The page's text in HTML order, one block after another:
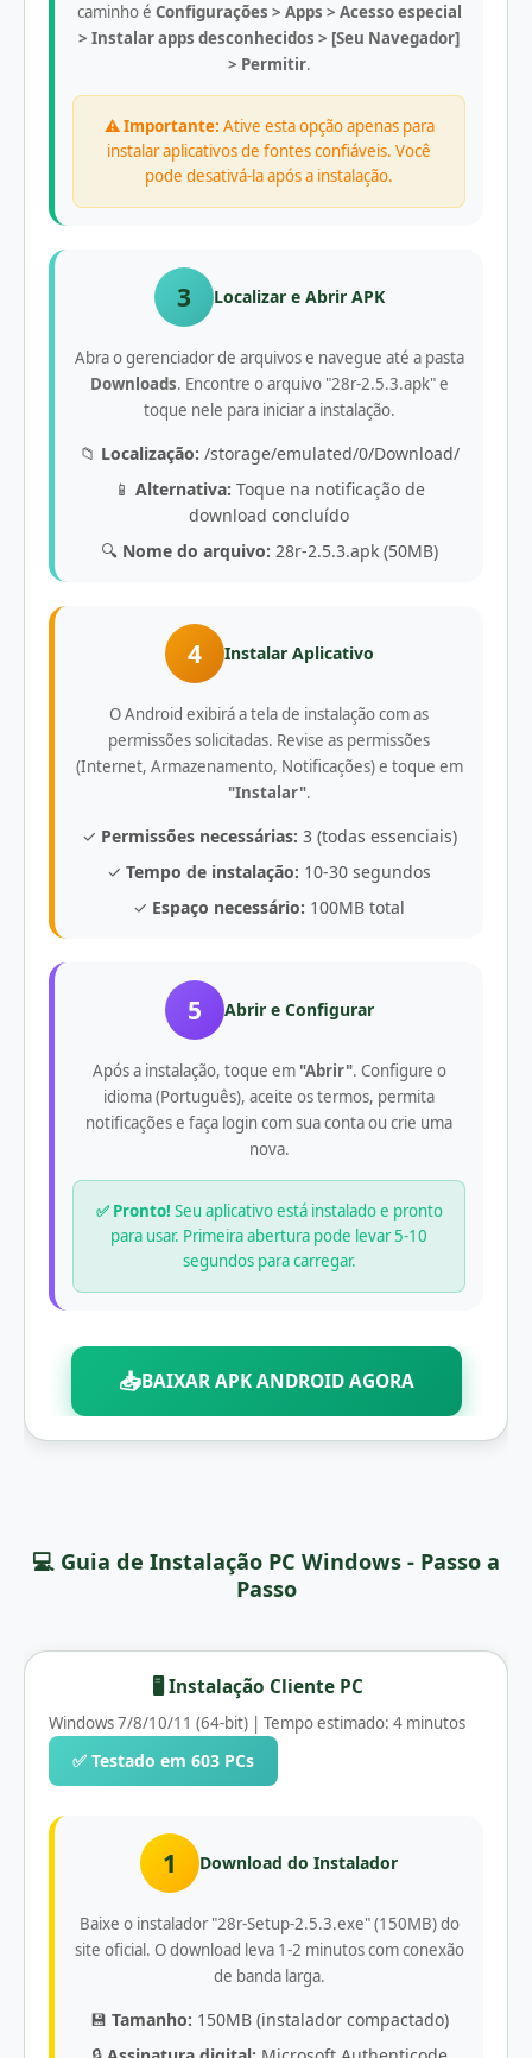
caminho é Configurações > Apps > Acesso especial
> Instalar apps desconhecidos > [Seu Navegador]
> Permitir.
⚠️ Importante: Ative esta opção apenas para
instalar aplicativos de fontes confiáveis. Você
pode desativá-la após a instalação.
3 Localizar e Abrir APK
Abra o gerenciador de arquivos e navegue até a pasta
Downloads. Encontre o arquivo "28r-2.5.3.apk" e
toque nele para iniciar a instalação.
📁 Localização: /storage/emulated/0/Download/
📱 Alternativa: Toque na notificação de
download concluído
🔍 Nome do arquivo: 28r-2.5.3.apk (50MB)
4 Instalar Aplicativo
O Android exibirá a tela de instalação com as
permissões solicitadas. Revise as permissões
(Internet, Armazenamento, Notificações) e toque em
"Instalar".
✓ Permissões necessárias: 3 (todas essenciais)
✓ Tempo de instalação: 10-30 segundos
✓ Espaço necessário: 100MB total
5 Abrir e Configurar
Após a instalação, toque em "Abrir". Configure o
idioma (Português), aceite os termos, permita
notificações e faça login com sua conta ou crie uma
nova.
✅ Pronto! Seu aplicativo está instalado e pronto
para usar. Primeira abertura pode levar 5-10
segundos para carregar.
📥BAIXAR APK ANDROID AGORA
💻 Guia de Instalação PC Windows - Passo a
Passo
🖥️ Instalação Cliente PC
Windows 7/8/10/11 (64-bit) | Tempo estimado: 4 minutos
✅ Testado em 603 PCs
1 Download do Instalador
Baixe o instalador "28r-Setup-2.5.3.exe" (150MB) do
site oficial. O download leva 1-2 minutos com conexão
de banda larga.
💾 Tamanho: 150MB (instalador compactado)